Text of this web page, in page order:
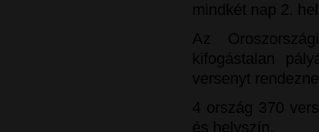
mindkét nap 2.
Az
kifogástalan
versenyt
4 ország 370
és helyszín.